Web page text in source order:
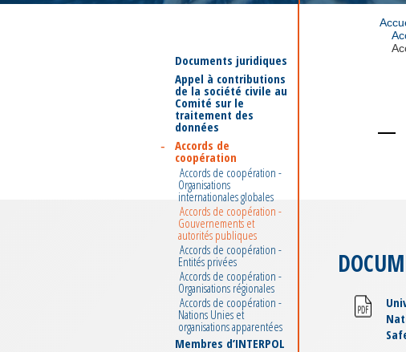
Documents juridiques
Appel à contributions
de la société civile au
Comité sur le
traitement des
données
Accords de
coopération
Accords de coopération -
Organisations
internationales globales
Accords de coopération -
Gouvernements et
autorités publiques
Accords de coopération -
Entités privées
Accords de coopération -
Organisations régionales
Accords de coopération -
Nations Unies et
organisations apparentées
Membres d’INTERPOL